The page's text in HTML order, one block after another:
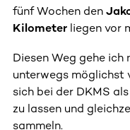
fünf Wochen den
Kilometer liegen vor
Diesen Weg gehe ich
unterwegs möglichst
sich bei der DKMS
zu lassen und
sammeln.